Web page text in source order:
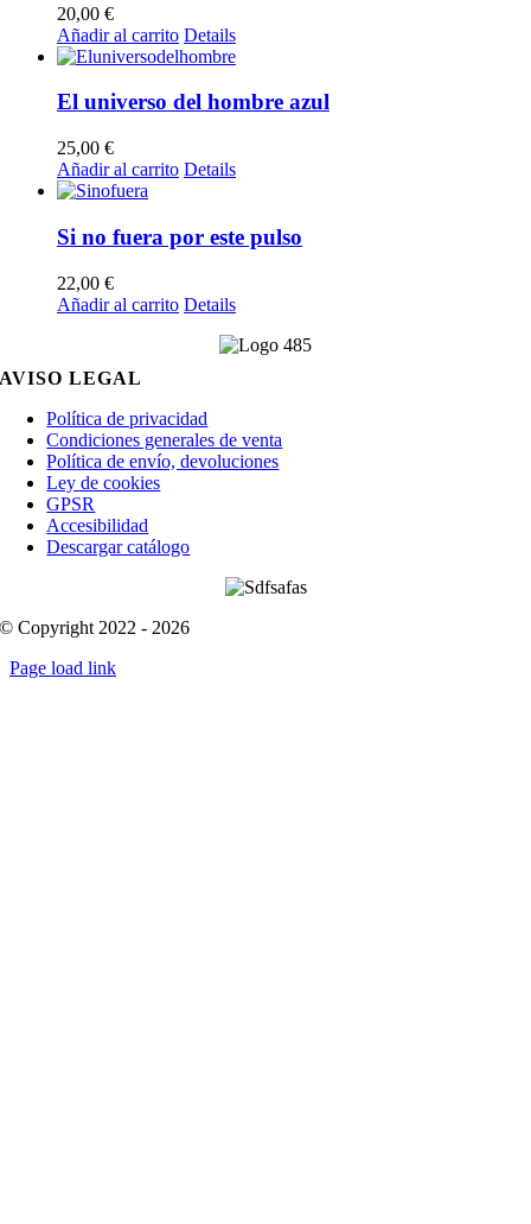
20,00 €
Añadir al carrito Details
El universo del hombre azul
25,00 €
Añadir al carrito Details
Si no fuera por este pulso
22,00 €
Añadir al carrito Details
AVISO LEGAL
Política de privacidad
Condiciones generales de venta
Política de envío, devoluciones
Ley de cookies
GPSR
Accesibilidad
Descargar catálogo
© Copyright 2022 - 2026
Page load link